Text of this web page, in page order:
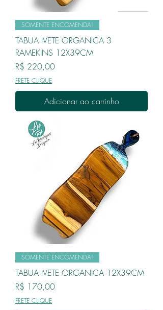
SOMENTE ENCOMENDA!
TABUA IVETE ORGANICA 3
RAMEKINS 12X39CM
Preço
R$ 220,00
FRETE CLIQUE
Adicionar ao carrinho
SOMENTE ENCOMENDA!
TABUA IVETE ORGANICA 12X39CM
Preço
R$ 170,00
FRETE CLIQUE